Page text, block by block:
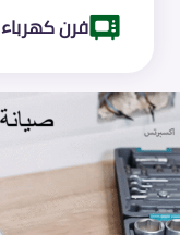
فرن كهرباء